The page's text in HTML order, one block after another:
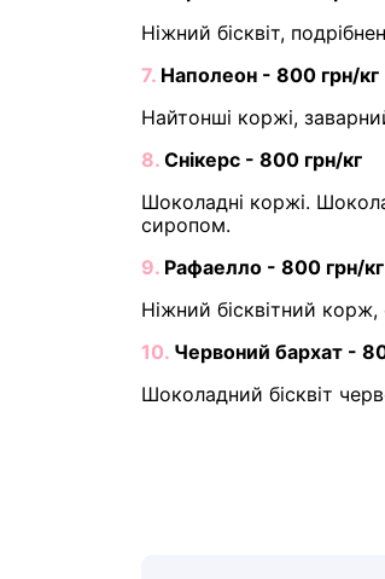
Ніжний бісквіт,
7. Наполеон - 800 грн/кг
Найтонші коржі,
8. Снікерс - 800 грн/кг
Шоколадні коржі.
сиропом.
9. Рафаелло - 800 грн/кг
Ніжний бісквітний
10. Червоний бархат -
Шоколадний бісквіт